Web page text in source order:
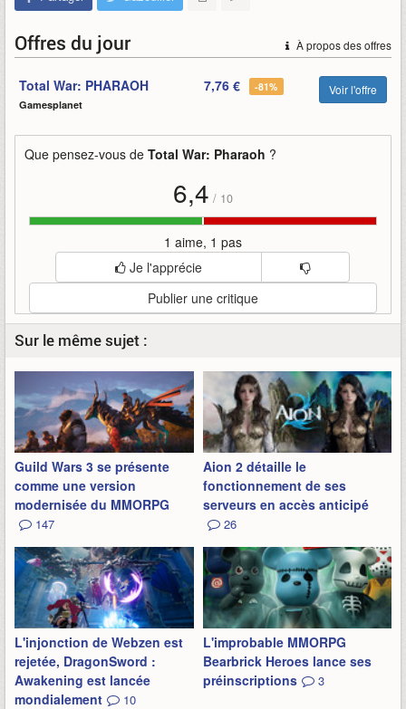
À propos des offres
Offres du jour
Total War: PHARAOH
Gamesplanet
7,76 € -81% Voir l'offre
Que pensez-vous de Total War: Pharaoh ?
6,4 / 10
1 aime, 1 pas
Je l'apprécie
Publier une critique
Sur le même sujet :
Guild Wars 3 se présente
comme une version
modernisée du MMORPG
147
Aion 2 détaille le
fonctionnement de ses
serveurs en accès anticipé
26
L'injonction de Webzen est
rejetée, DragonSword :
Awakening est lancée
mondialement
10
L'improbable MMORPG
Bearbrick Heroes lance ses
préinscriptions
3